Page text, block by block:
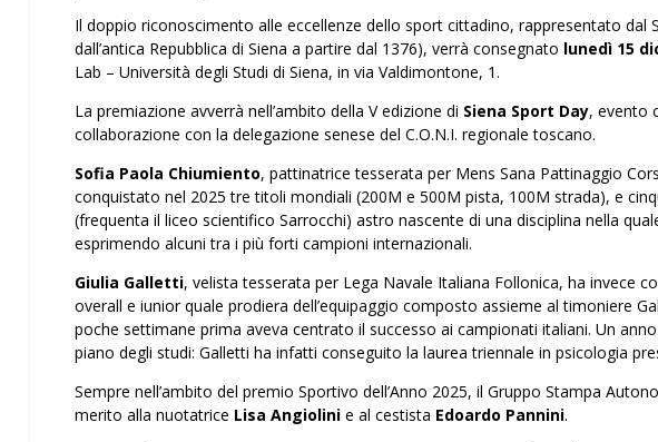
Il doppio riconoscimento alle eccellenze dello sport cittadino, rappresentato dal
dall’antica Repubblica di Siena a partire dal 1376), verrà consegnato lunedì 15
Lab – Università degli Studi di Siena, in via Valdimontone, 1.
La premiazione avverrà nell’ambito della V edizione di Siena Sport Day, evento
collaborazione con la delegazione senese del C.O.N.I. regionale toscano.
Sofia Paola Chiumiento, pattinatrice tesserata per Mens Sana Pattinaggio
conquistato nel 2025 tre titoli mondiali (200M e 500M pista, 100M strada), e
(frequenta il liceo scientifico Sarrocchi) astro nascente di una disciplina nella
esprimendo alcuni tra i più forti campioni internazionali.
Giulia Galletti, velista tesserata per Lega Navale Italiana Follonica, ha invece
overall e iunior quale prodiera dell’equipaggio composto assieme al timoniere
poche settimane prima aveva centrato il successo ai campionati italiani. Un
piano degli studi: Galletti ha infatti conseguito la laurea triennale in psicologia
Sempre nell’ambito del premio Sportivo dell’Anno 2025, il Gruppo Stampa
merito alla nuotatrice Lisa Angiolini e al cestista Edoardo Pannini.